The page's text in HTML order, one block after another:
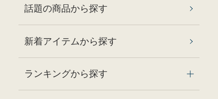
話題の商品から探す
新着アイテムから探す
ランキングから探す